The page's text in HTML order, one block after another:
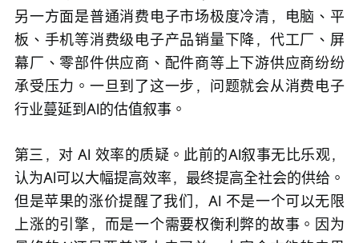
另一方面是普通消费电子市场极度冷清，电脑、平
板、手机等消费级电子产品销量下降，代工厂、屏
幕厂、零部件供应商、配件商等上下游供应商纷纷
承受压力。一旦到了这一步，问题就会从消费电子
行业蔓延到AI的估值叙事。
第三，对 AI 效率的质疑。此前的AI叙事无比乐观，
认为AI可以大幅提高效率，最终提高全社会的供给。
但是苹果的涨价提醒了我们，AI 不是一个可以无限
上涨的引擎，而是一个需要权衡利弊的故事。因为